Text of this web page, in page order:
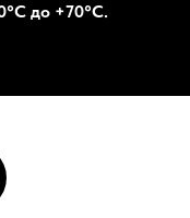
до +70°C.